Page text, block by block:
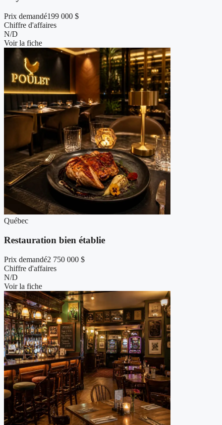
Prix demandé199 000 $
Chiffre d'affaires
N/D
Voir la fiche
Québec
Restauration bien établie
Prix demandé2 750 000 $
Chiffre d'affaires
N/D
Voir la fiche